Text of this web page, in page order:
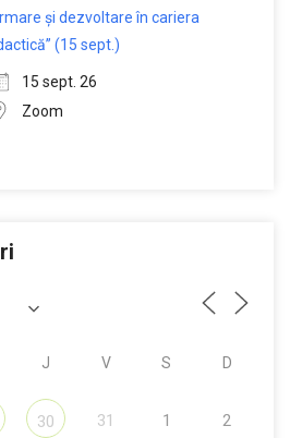
și dezvoltare în cariera
(15 sept.)
15 sept. 26
Zoom
J V S D
30 31 1 2